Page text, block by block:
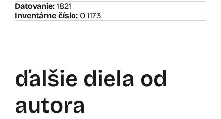
Datovanie: 1821
Inventárne číslo: O 1173
ďalšie diela od
autora